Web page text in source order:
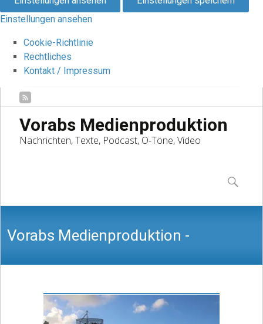
Einstellungen ansehen
Cookie-Richtlinie
Rechtliches
Kontakt / Impressum
Vorabs Medienproduktion
Nachrichten, Texte, Podcast, O-Töne, Video
content
Suchen
nach:
Vorabs Medienproduktion -
Nachrichten, Texte, Podcast, O-Töne,